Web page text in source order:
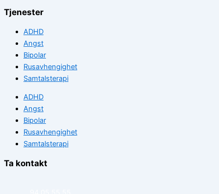
Tjenester
ADHD
Angst
Bipolar
Rusavhengighet
Samtalsterapi
ADHD
Angst
Bipolar
Rusavhengighet
Samtalsterapi
Ta kontakt